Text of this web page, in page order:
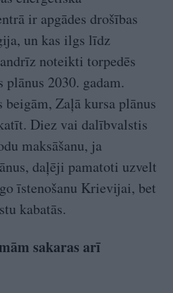
ir apgādes drošības
un kas ilgs līdz
noteikti torpedēs
2030. gadam.
Zaļā kursa plānus
Diez vai dalībvalstis
maksāšanu, ja
daļēji pamatoti uzvelt
īstenošanu Krievijai, bet
kabatās.
sakaras arī